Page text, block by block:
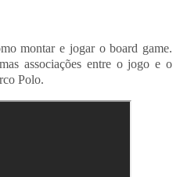
montar e jogar o board game.
associações entre o jogo e o
Polo.